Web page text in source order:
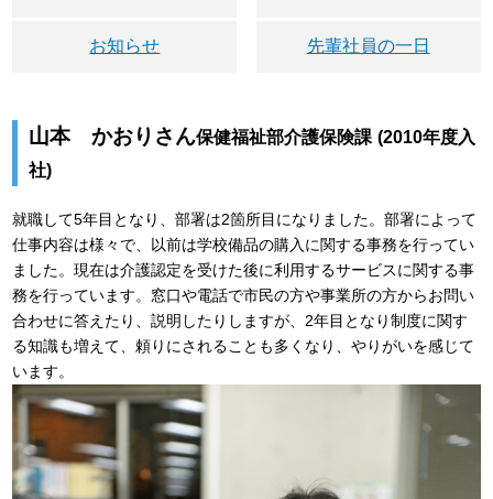
お知らせ 先輩社員の一日
山本 かおりさん保健福祉部介護保険課 (2010年度入
社)
就職して5年目となり、部署は2箇所目になりました。部署によって
仕事内容は様々で、以前は学校備品の購入に関する事務を行ってい
ました。現在は介護認定を受けた後に利用するサービスに関する事
務を行っています。窓口や電話で市民の方や事業所の方からお問い
合わせに答えたり、説明したりしますが、2年目となり制度に関す
る知識も増えて、頼りにされることも多くなり、やりがいを感じて
います。